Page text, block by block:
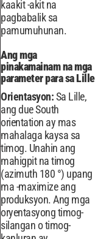
kaakit -akit na
pagbabalik sa
pamumuhunan.
Ang mga
pinakamainam na mga
parameter para sa Lille
Orientasyon:Sa Lille,
ang due South
orientation ay mas
mahalaga kaysa sa
timog. Unahin ang
mahigpit na timog
(azimuth 180 °) upang
ma -maximize ang
produksyon. Ang mga
oryentasyong timog-
silangan o timog-